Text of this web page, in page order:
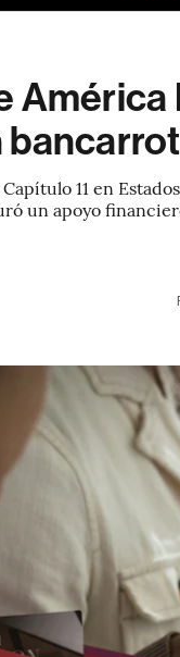
11 en
un apoyo